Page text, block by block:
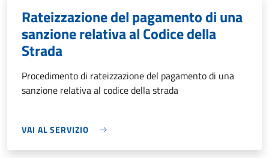
Rateizzazione del pagamento di una
sanzione relativa al Codice della
Strada
Procedimento di rateizzazione del pagamento di una
sanzione relativa al codice della strada
VAI AL SERVIZIO